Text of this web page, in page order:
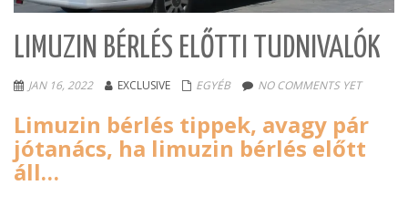
LIMUZIN BÉRLÉS ELŐTTI TUDNIVALÓK
JAN 16, 2022 EXCLUSIVE EGYÉB NO COMMENTS YET
Limuzin bérlés tippek, avagy pár
jótanács, ha limuzin bérlés előtt
áll…